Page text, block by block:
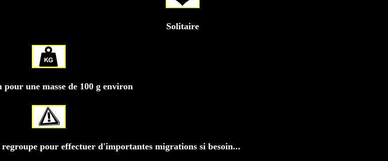
Solitaire
pour une masse de 100 g environ
pour effectuer d'importantes migrations si besoin...